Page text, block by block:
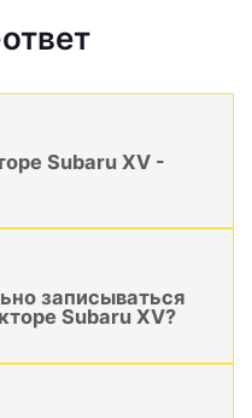
Subaru XV -
записываться
Subaru XV?